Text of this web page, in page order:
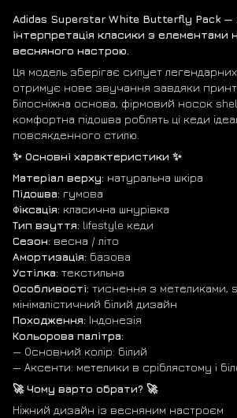
Adidas Superstar White Butterfly Pack —
інтерпретація класики з елементами
весняного настрою.
Ця модель зберігає силует
отримує нове звучання завдяки
Білосніжна основа, фірмовий носок
комфортна підошва роблять ці кеди
повсякденного стилю.
✨ Основні характеристики ✨
Матеріал верху: натуральна шкіра
Підошва: гумова
Фіксація: класична шнурівка
Тип взуття: lifestyle кеди
Сезон: весна / літо
Амортизація: базова
Устілка: текстильна
Особливості: тиснення з метеликами,
мінімалістичний білий дизайн
Походження: Індонезія
Кольорова палітра:
— Основний колір: білий
— Аксенти: метелики в сріблястому і
🚀 Чому варто обрати? 🚀
Ніжний дизайн із весняним настроєм